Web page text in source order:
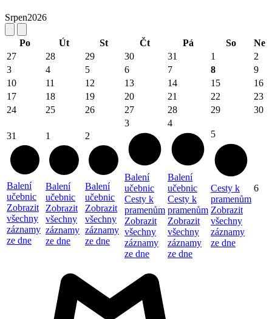
Srpen2026
Po Út St Čt Pá So
Ne
27
28 29 30 31 1
2
3
4 5 6 7 8
9
10
11 12 13 14 15
16
17
18 19 20 21 22
23
24
25 26 27 28 29 30
31
Balení
učebnic
Zobrazit
všechny
záznamy
ze dne
1
Balení
učebnic
Zobrazit
všechny
záznamy
ze dne
2
Balení
učebnic
Zobrazit
všechny
záznamy
ze dne
3
Balení
učebnic
Cesty k
pramenům
Zobrazit
všechny
záznamy
ze dne
4
Balení
učebnic
Cesty k
pramenům
Zobrazit
všechny
záznamy
ze dne
5
Cesty k
pramenům
Zobrazit
všechny
záznamy
ze dne
6